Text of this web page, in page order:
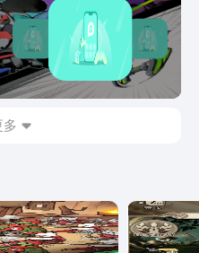
种多样同时画风会更加精
会更加用心一些。还有各
助玩家们获得一些小小的
为大家带来的关于王者荣
感兴趣的玩家们就快到游
，随着版本的一次次更
多